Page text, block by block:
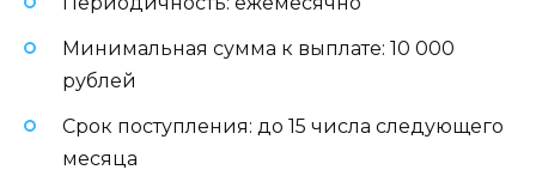
Минимальная сумма к выплате: 10 000
рублей
Срок поступления: до 15 числа следующего
месяца